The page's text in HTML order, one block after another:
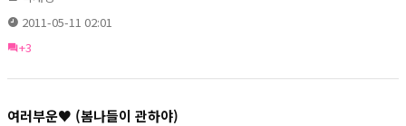
2011-05-11 02:01
+3
여러부운♥ (봄나들이 관하야)